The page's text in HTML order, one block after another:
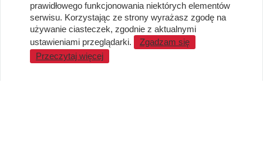
Dostawa, Reklamacje i Zwroty
Metody płatności
Standardy jakości i bezpieczeństwa
WARTO WIEDZIEĆ
prawidłowego funkcjonowania niektórych elementów
serwisu. Korzystając ze strony wyrażasz zgodę na
używanie ciasteczek, zgodnie z aktualnymi
ustawieniami przeglądarki.
Zgadzam się
Przeczytaj więcej